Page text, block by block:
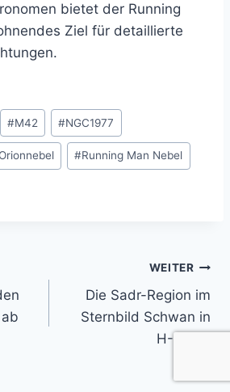
bietet der Running
Ziel für detaillierte
#M42 #NGC1977
#Running Man Nebel
WEITER
Die Sadr-Region im
Sternbild Schwan in
H-Alpha